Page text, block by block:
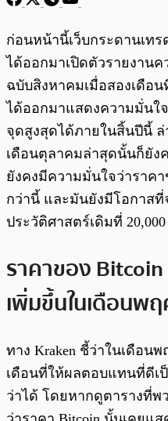
พร้อมเล่น
ก่อนหน้านี้เว็บกระดานเท
ได้ออกมาเปิดตัวรายงาน
ฉบับสิงหาคมเมื่อสองเดือ
ได้ออกมาแสดงความมั่นใ
จุดสูงสุดได้ภายในสิ้นปีนี้
เดือนตุลาคมล่าสุดนั้นก็ยัง
ยังคงมีความมั่นใจว่าราค
กว่านี้ และมันยังมีโอกาสที่
ประวัติศาสตร์เดิมที่
ราคาของ
เพิ่มขึ้นในเดือนพ
ทาง Kraken ชี้ว่าในเดือน
เดือนที่ให้ผลตอบแทนที่ดีเ
ว่าได้ โดยหากดูตารางที่พ